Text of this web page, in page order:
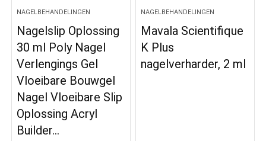
NAGELBEHANDELINGEN
Nagelslip Oplossing
30 ml Poly Nagel
Verlengings Gel
Vloeibare Bouwgel
Nagel Vloeibare Slip
Oplossing Acryl
Builder…
NAGELBEHANDELINGEN
Mavala Scientifique
K Plus
nagelverharder, 2 ml